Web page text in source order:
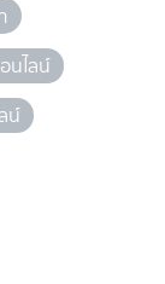
นไลน์
น์